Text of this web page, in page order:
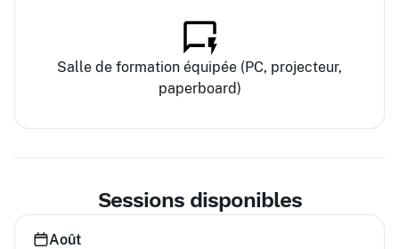
Salle de formation équipée (PC, projecteur,
paperboard)
Sessions disponibles
Août